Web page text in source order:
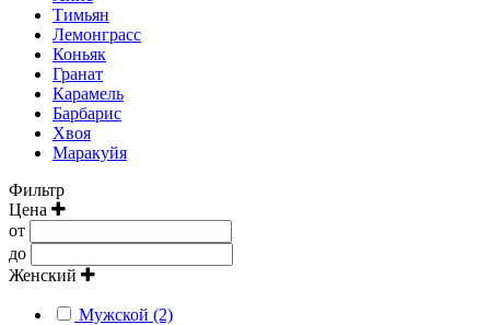
Тимьян
Лемонграсс
Коньяк
Гранат
Карамель
Барбарис
Хвоя
Маракуйя
Фильтр
Цена
от
до
Женский
Мужской (2)